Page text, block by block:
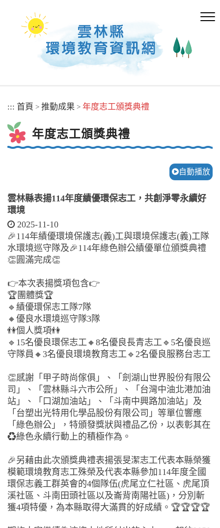
::: 首頁 > 推動成果 > 年度志工頒獎典禮
年度志工頒獎典禮
自動播放
雲林縣表揚114年度績優環保志工，共創淨零永續好
環境
2025-11-10
🎉114年績優環境保護志(義)工與環境保護志(義)工隊
水環境巡守隊及🎉114年綠色辦公績優單位頒獎典禮
👏圓滿完成👏
👉本次表揚獎項包含👉
🏆團體獎🏆
🔹績優環保志工隊7隊
🔸優良水環境巡守隊3隊
👫個人獎項👫
🔹15名優良環保志工🔸8名優良長青志工🔹5名優良巡
守隊員🔸3名優良環境教育志工🔹2名優良服務台志工
👏感謝「甲子時尚傢俱」、「劍湖山世界股份有限公
司」、「雲林縣斗六市公所」、「台灣中油北港加油
站」、「口湖加油站」、「斗南中興路加油站」及
「台塑出光特用化學品股份有限公司」等單位響應
「綠色辦公」，特頒發獎狀與禮品乙份，以表彰其在
♻️綠色永續行動上的積極作為。
🎉另藉由此次頒獎典禮表揚張旻潔志工代表本縣榮獲
模範環境教育志工殊榮及代表本縣參加114年度全國
環保志義工群英會的4個隊伍(虎尾立仁社區、虎尾頂
溪社區、斗南田頭社區以及崙背南陽社區)，分別斬
獲4項特優，為本縣取得大滿貫的好成績。🏆🏆🏆🏆